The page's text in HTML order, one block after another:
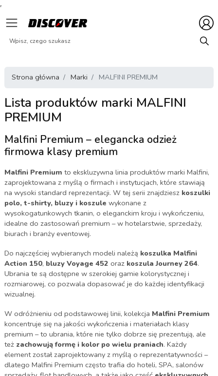
Strona główna Marki MALFINI PREMIUM
Lista produktów marki MALFINI
PREMIUM
Malfini Premium – elegancka odzież
firmowa klasy premium
Malfini Premium to ekskluzywna linia produktów marki Malfini,
zaprojektowana z myślą o firmach i instytucjach, które stawiają
na wysoki standard reprezentacji. W tej serii znajdziesz koszulki
polo, t-shirty, bluzy i koszule wykonane z
wysokogatunkowych tkanin, o eleganckim kroju i wykończeniu,
idealne do zastosowań premium – w hotelarstwie, sprzedaży,
biurach i branży eventowej.
Do najczęściej wybieranych modeli należą koszulka Malfini
Action 150, bluzy Voyage 452 oraz koszula Journey 264.
Ubrania te są dostępne w szerokiej gamie kolorystycznej i
rozmiarowej, co pozwala dopasować je do każdej identyfikacji
wizualnej.
W odróżnieniu od podstawowej linii, kolekcja Malfini Premium
koncentruje się na jakości wykończenia i materiałach klasy
premium – to ubrania, które nie tylko dobrze się prezentują, ale
też zachowują formę i kolor po wielu praniach. Każdy
element został zaprojektowany z myślą o reprezentatywności –
dlatego Malfini Premium często trafia do hoteli, SPA, salonów